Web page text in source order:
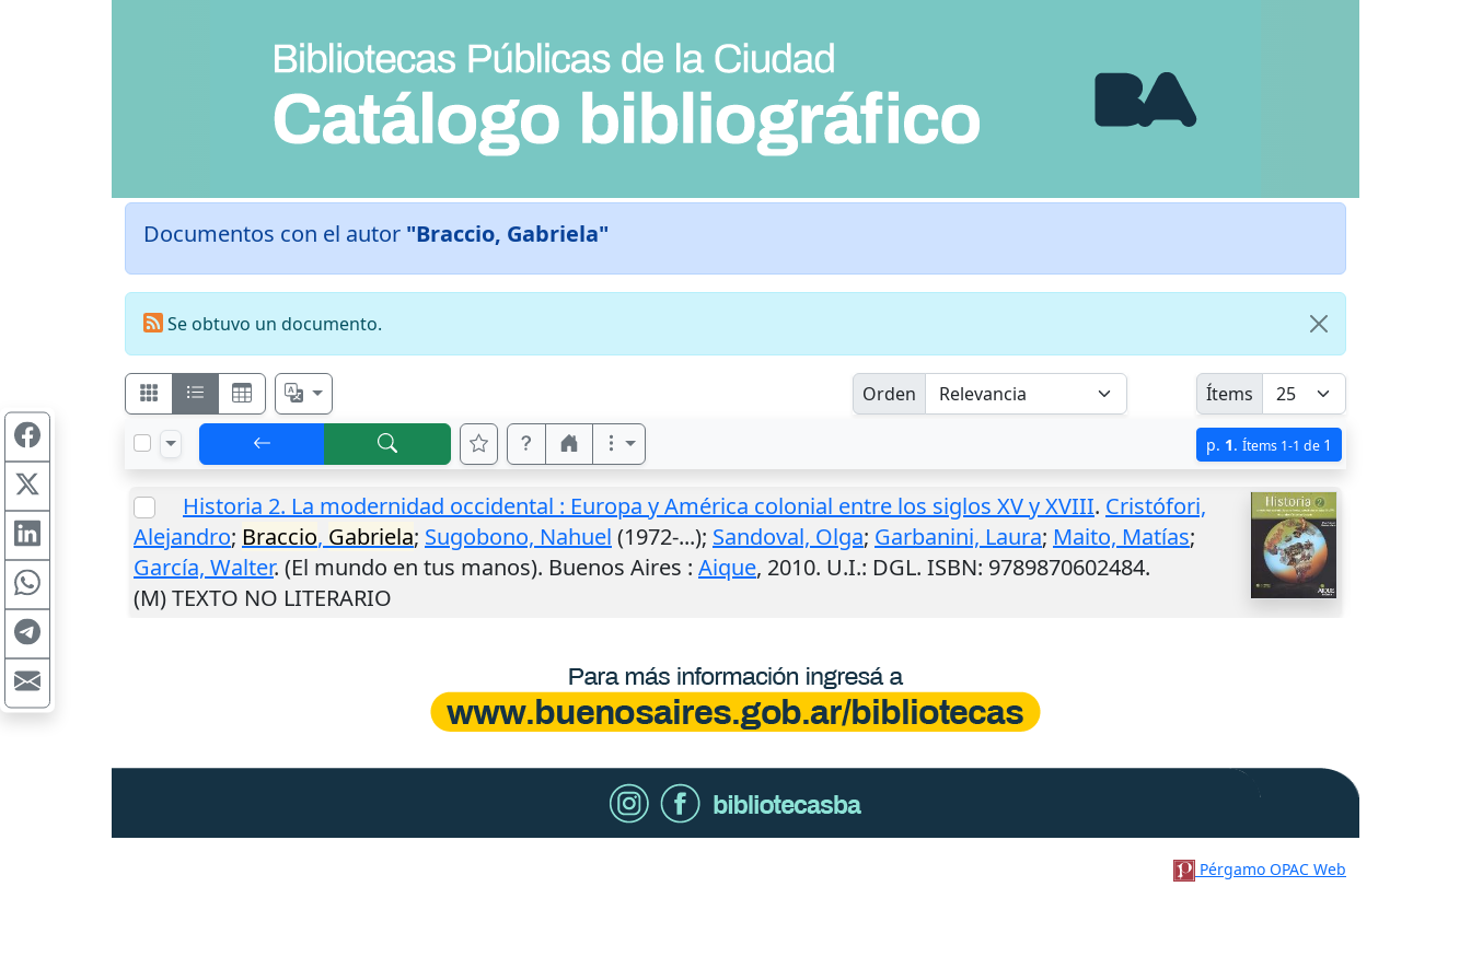
Documentos con el autor "Braccio, Gabriela"
Se obtuvo un documento.
Orden Ítems
p. 1. Ítems 1-1 de 1
Historia 2. La modernidad occidental : Europa y América colonial entre los siglos XV y XVIII. Cristófori,
Alejandro; Braccio, Gabriela; Sugobono, Nahuel (1972-...); Sandoval, Olga; Garbanini, Laura; Maito, Matías;
García, Walter. (El mundo en tus manos). Buenos Aires : Aique, 2010. U.I.: DGL. ISBN: 9789870602484.
(M) TEXTO NO LITERARIO
Pérgamo OPAC Web